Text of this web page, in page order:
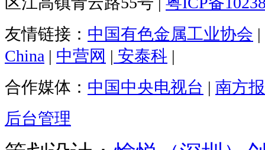
友情链接： 中国有色金属工业协会 |
China | 中营网 | 安泰科 |
合作媒体： 中国中央电视台 | 南方
后台管理